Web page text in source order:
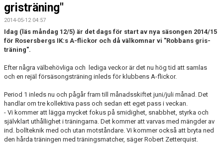
NYHETER
KALENDER
TRUPPEN
SERIER & RESULTAT
KONTAKT
DOKUMENT
BILDGALLERI
gristräning"
2014-05-12 04:57
Idag (läs måndag 12/5) är det dags för start av nya säsongen 2014/15
för Rosersbergs IK:s A-flickor och då välkomnar vi "Robbans gris-
träning".
Efter några välbehövliga och lediga veckor är det nu hög tid att samlas
och en rejäl försäsongsträning inleds för klubbens A-flickor.
Period 1 inleds nu och pågår fram till månadsskiftet juni/juli månad. Det
handlar om tre kollektiva pass och sedan ett eget pass i veckan.
- Vi kommer att lägga mycket fokus på smidighet, snabbhet, styrka och
självklart uthållighet i träningarna. Det kommer att varvas med mängder av
ind. bollteknik med och utan motståndare. Vi kommer också att bryta ned
den hårda träningen med träningsmatcher, säger Robert Zetterquist.